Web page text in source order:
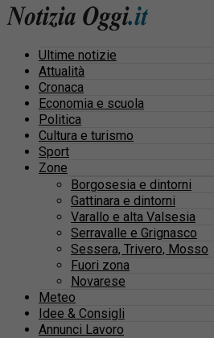
Ultime notizie
Attualità
Cronaca
Economia e scuola
Politica
Cultura e turismo
Sport
Zone
Borgosesia e dintorni
Gattinara e dintorni
Varallo e alta Valsesia
Serravalle e Grignasco
Sessera, Trivero, Mosso
Fuori zona
Novarese
Meteo
Idee & Consigli
Annunci Lavoro